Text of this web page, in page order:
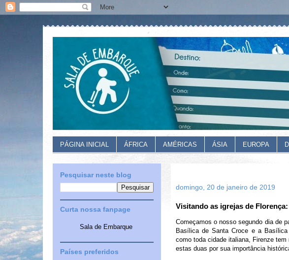
PÁGINA INICIAL ÁFRICA AMÉRICAS ÁSIA EUROPA
domingo, 20 de janeiro de 2019
Visitando as igrejas de
Começamos o nosso segundo dia de
Basílica de Santa Croce e a
como toda cidade italiana, Firenze
estas duas por sua importância
Pesquisar neste blog
Curta nossa fanpage
Sala de Embarque
Países preferidos